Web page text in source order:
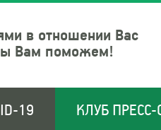
в отношении Вас
Вам поможем!
19 КЛУБ